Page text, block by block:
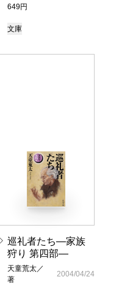
649円
文庫
巡礼者たち―家族
狩り 第四部―
天童荒太／
著
2004/04/24